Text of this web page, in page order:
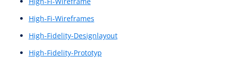
Graphical User Interface (GUI)
große Sprachmodelle